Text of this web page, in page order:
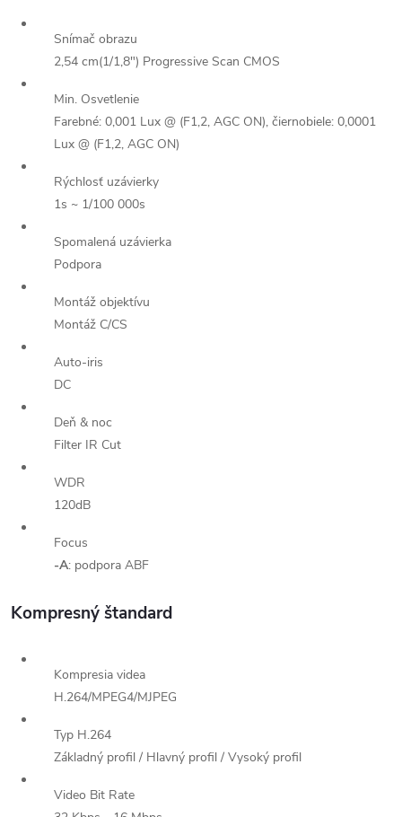
Snímač obrazu
2,54 cm(1/1,8") Progressive Scan CMOS
Min. Osvetlenie
Farebné: 0,001 Lux @ (F1,2, AGC ON), čiernobiele: 0,0001
Lux @ (F1,2, AGC ON)
Rýchlosť uzávierky
1s ~ 1/100 000s
Spomalená uzávierka
Podpora
Montáž objektívu
Montáž C/CS
Auto-iris
DC
Deň & noc
Filter IR Cut
WDR
120dB
Focus
-A: podpora ABF
Kompresný štandard
Kompresia videa
H.264/MPEG4/MJPEG
Typ H.264
Základný profil / Hlavný profil / Vysoký profil
Video Bit Rate